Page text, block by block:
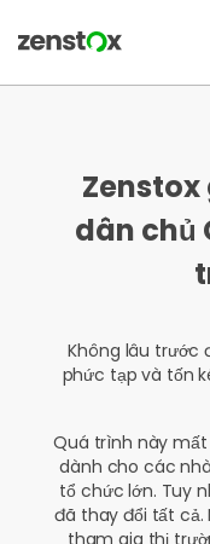
Zenstox
dân chủ
Không lâu trước
phức tạp và tốn
Quá trình này
dành cho các
tổ chức lớn. Tuy
đã thay đổi tất cả.
tham gia thị